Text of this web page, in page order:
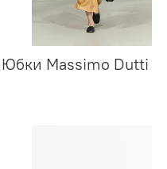
Юбки Massimo Dutti